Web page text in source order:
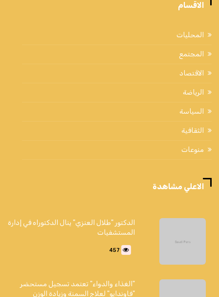
الاقسام
المحليات
المجتمع
الاقتصاد
الرياضة
السياسة
الثقافية
منوعات
الاعلي مشاهدة
الدكتور "طلال العنزي" ينال الدكتوراه في إدارة
المستشفيات
457
"الغذاء والدواء" تعتمد تسجيل مستحضر
"فاوندايو" لعلاج السمنة وزيادة الوزن